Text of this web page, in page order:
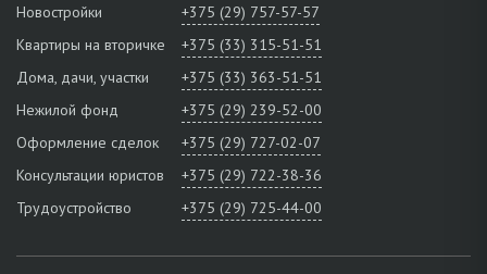
Новостройки
+375 (29) 757-57-57
Квартиры на вторичке
+375 (33) 315-51-51
Дома, дачи, участки
+375 (33) 363-51-51
Нежилой фонд
+375 (29) 239-52-00
Оформление сделок
+375 (29) 727-02-07
Консультации юристов
+375 (29) 722-38-36
Трудоустройство
+375 (29) 725-44-00